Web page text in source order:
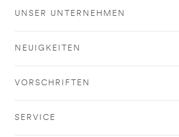
UNSER UNTERNEHMEN
NEUIGKEITEN
VORSCHRIFTEN
SERVICE